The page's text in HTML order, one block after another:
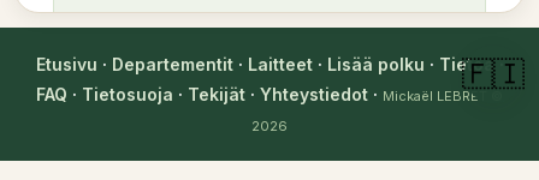
Tekijä
Etusivu · Departementit· Laitteet· Lisää polku · Tietoa·
FAQ · Tietosuoja · Tekijät · Yhteystiedot · Mickaël LEBRET
2026
🇫🇮